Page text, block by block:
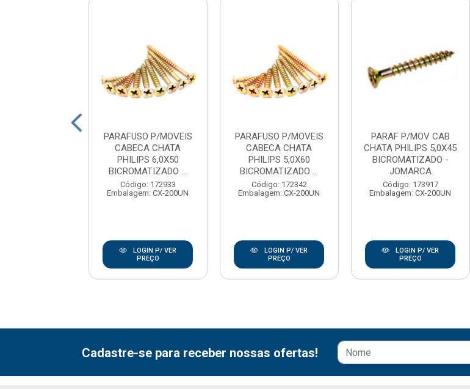
PARAFUSO P/MOVEIS
CABECA CHATA
PHILIPS 6,0X50
BICROMATIZADO ...
Código: 172933
Embalagem: CX-200UN
LOGIN P/ VER
PREÇO
PARAFUSO P/MOVEIS
CABECA CHATA
PHILIPS 5,0X60
BICROMATIZADO ...
Código: 172342
Embalagem: CX-200UN
LOGIN P/ VER
PREÇO
PARAF P/MOV CAB
CHATA PHILIPS 5,0X45
BICROMATIZADO -
JOMARCA
Código: 173917
Embalagem: CX-200UN
LOGIN P/ VER
PREÇO
Cadastre-se para receber nossas ofertas!